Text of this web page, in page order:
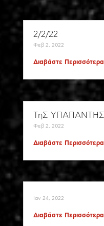
2/2/22
Φεβ 2, 2022
Διαβάστε Περισσότερα
ΤηΣ ΥΠΑΠΑΝΤΗΣ
Φεβ 2, 2022
Διαβάστε Περισσότερα
Ιαν 24, 2022
Διαβάστε Περισσότερα